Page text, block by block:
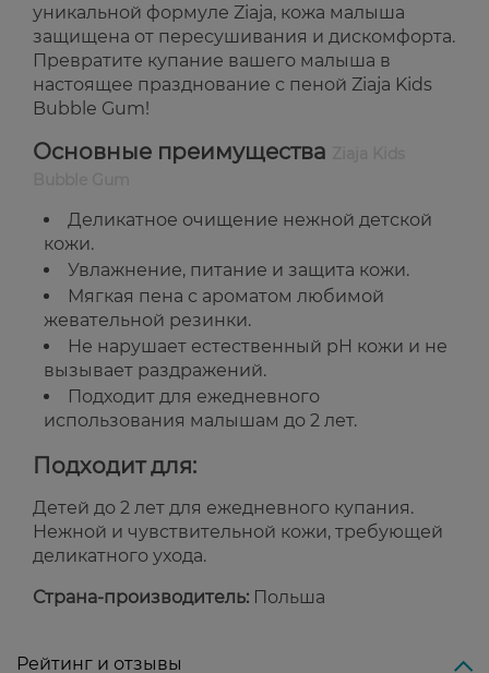
уникальной формуле Ziaja, кожа малыша
защищена от пересушивания и дискомфорта.
Превратите купание вашего малыша в
настоящее празднование с пеной Ziaja Kids
Bubble Gum!
Основные преимущества
Деликатное очищение нежной детской
кожи.
Увлажнение, питание и защита кожи.
Мягкая пена с ароматом любимой
жевательной резинки.
Не нарушает естественный pH кожи и не
вызывает раздражений.
Подходит для ежедневного
использования малышам до 2 лет.
Подходит для:
Детей до 2 лет для ежедневного купания.
Нежной и чувствительной кожи, требующей
деликатного ухода.
Страна-производитель: Польша
Рейтинг и отзывы